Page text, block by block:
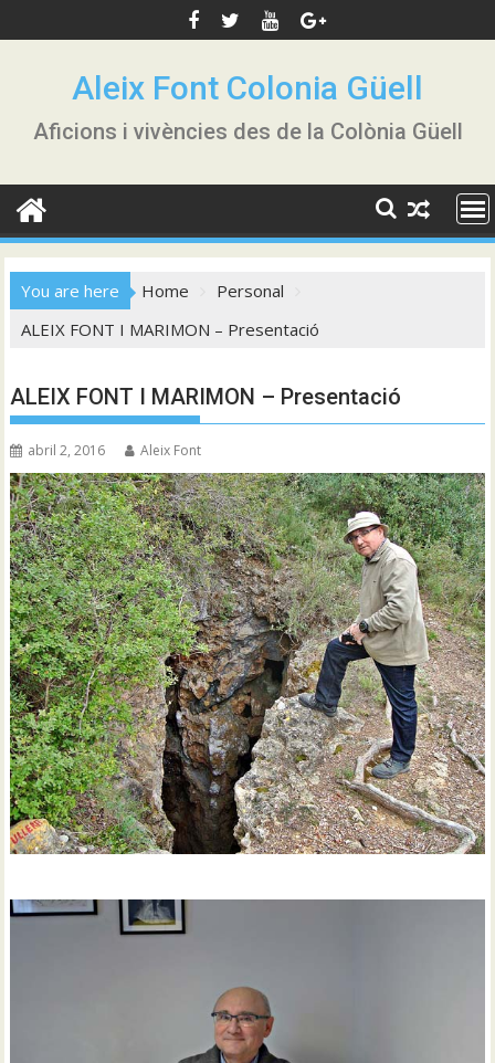
to
Aleix Font Colonia Güell
Aficions i vivències des de la Colònia Güell
You are here Home
Personal
ALEIX FONT I MARIMON – Presentació
ALEIX FONT I MARIMON – Presentació
abril 2, 2016 Aleix Font